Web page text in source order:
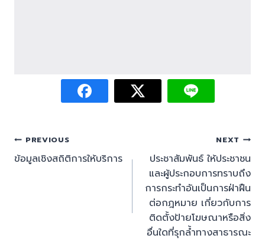
PREVIOUS
ข้อมูลเชิงสถิติการให้บริการ
NEXT
ประชาสัมพันธ์ ให้ประชาชน
และผู้ประกอบการทราบถึง
การกระทำอันเป็นการฝ่าฝืน
ต่อกฎหมาย เกี่ยวกับการ
ติดตั้งป้ายโฆษณาหรือสิ่ง
อื่นใดที่รุกล้ำทางสาธารณะ